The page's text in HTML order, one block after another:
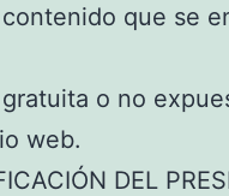
que se
o no
web.
DEL